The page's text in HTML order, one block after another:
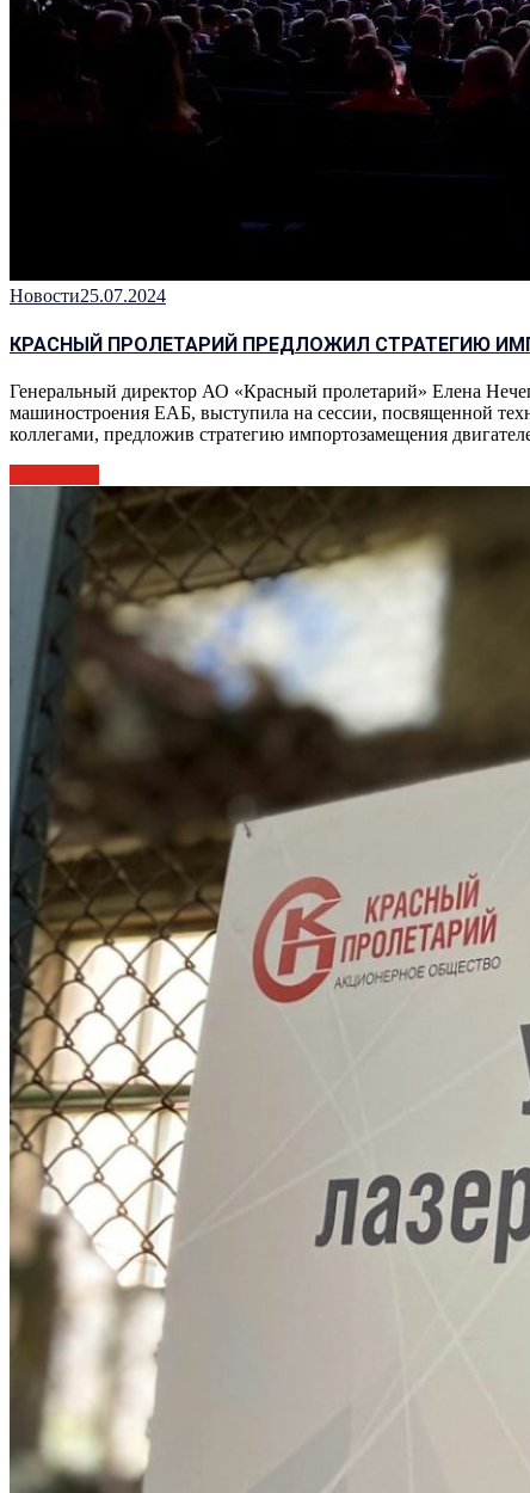
Новости25.07.2024
КРАСНЫЙ ПРОЛЕТАРИЙ ПРЕДЛОЖИЛ СТРАТЕГИЮ
Генеральный директор АО «Красный пролетарий» Елена
машиностроения ЕАБ, выступила на сессии, посвященной
коллегами, предложив стратегию импортозамещения